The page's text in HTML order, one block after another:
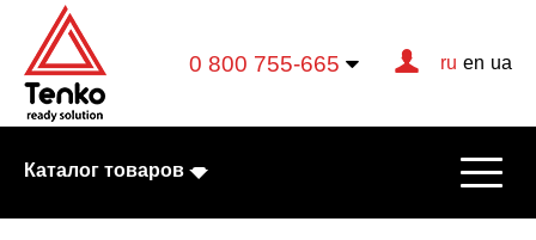
0 800 755-665 ru en ua
Каталог товаров